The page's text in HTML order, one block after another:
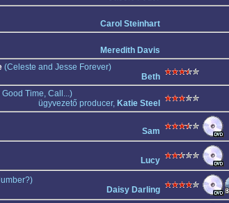
Carol Steinhart
Meredith Davis
(Celeste and Jesse Forever)
Beth
Time, Call...)
ügyvezető producer, Katie Steel
Sam
Lucy
Daisy Darling